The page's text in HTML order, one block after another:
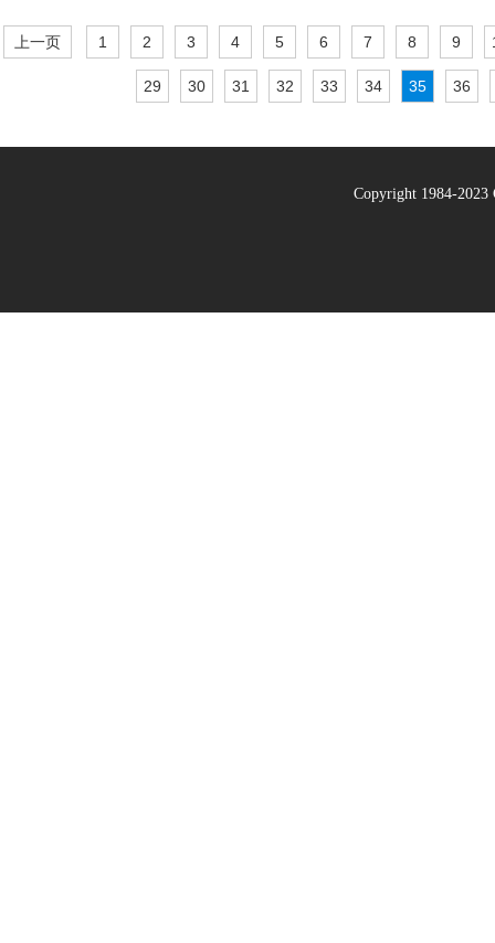
上一页 1 2 3 4 5 6 7 8 9
29 30 31 32 33 34 35 36
Copyright 1984-